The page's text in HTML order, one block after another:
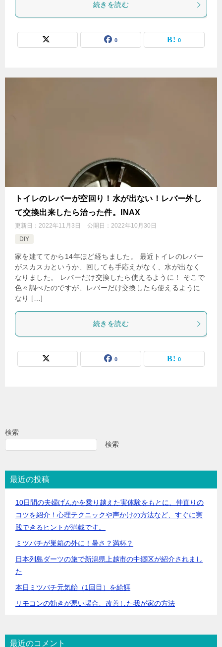
続きを読む
0 0
トイレのレバーが空回り！水が出ない！レバー外し
て交換出来したら治った件。INAX
更新日： 2022年11月3日 公開日： 2022年10月30日
DIY
家を建ててから14年ほど経ちました。 最近トイレのレバー
がスカスカというか、回しても手応えがなく、水が出なく
なりました。 レバーだけ交換したら使えるように！ そこで
色々調べたのですが、レバーだけ交換したら使えるように
なり […]
続きを読む
0 0
検索
検索
最近の投稿
10日間の夫婦げんかを乗り越えた実体験をもとに、仲直りの
コツを紹介！心理テクニックや声かけの方法など、すぐに実
践できるヒントが満載です。
ミツバチが巣箱の外に！暑さ？満杯？
日本列島ダーツの旅で新潟県上越市の中郷区が紹介されまし
た
本日ミツバチ元気飴（1回目）を給餌
リモコンの効きが悪い場合、改善した我が家の方法
最近のコメント